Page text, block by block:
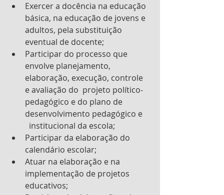
Exercer a docência na educação
básica, na educação de jovens e
adultos, pela substituição
eventual de docente;
Participar do processo que
envolve planejamento,
elaboração, execução, controle
e avaliação do  projeto político-
pedagógico e do plano de
desenvolvimento pedagógico e
  institucional da escola;
Participar da elaboração do
calendário escolar;
Atuar na elaboração e na
implementação de projetos
educativos;